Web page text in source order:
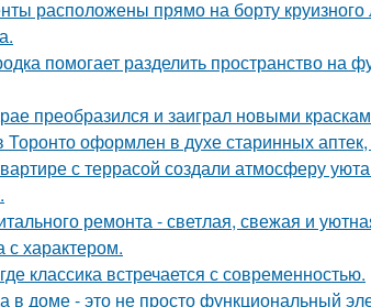
расположены прямо на борту
помогает разделить пространство на
преобразился и заиграл новыми
Торонто оформлен в духе старинных
с террасой создали атмосферу
ремонта - светлая, свежая и
с характером.
классика встречается с современностью.
в доме - это не просто функциональный